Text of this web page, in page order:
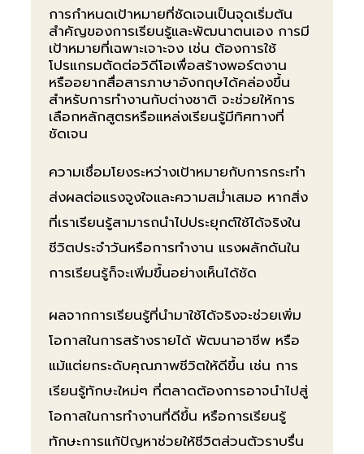
การกำหนดเป้าหมายที่ชัดเจนเป็นจุดเริ่มต้น
สำคัญของการเรียนรู้และพัฒนาตนเอง การมี
เป้าหมายที่เฉพาะเจาะจง เช่น ต้องการใช้
โปรแกรมตัดต่อวิดีโอเพื่อสร้างพอร์ตงาน
หรืออยากสื่อสารภาษาอังกฤษได้คล่องขึ้น
สำหรับการทำงานกับต่างชาติ จะช่วยให้การ
เลือกหลักสูตรหรือแหล่งเรียนรู้มีทิศทางที่
ชัดเจน
ความเชื่อมโยงระหว่างเป้าหมายกับการกระทำ
ส่งผลต่อแรงจูงใจและความสม่ำเสมอ หากสิ่ง
ที่เราเรียนรู้สามารถนำไปประยุกต์ใช้ได้จริงใน
ชีวิตประจำวันหรือการทำงาน แรงผลักดันใน
การเรียนรู้ก็จะเพิ่มขึ้นอย่างเห็นได้ชัด
ผลจากการเรียนรู้ที่นำมาใช้ได้จริงจะช่วยเพิ่ม
โอกาสในการสร้างรายได้ พัฒนาอาชีพ หรือ
แม้แต่ยกระดับคุณภาพชีวิตให้ดีขึ้น เช่น การ
เรียนรู้ทักษะใหม่ๆ ที่ตลาดต้องการอาจนำไปสู่
โอกาสในการทำงานที่ดีขึ้น หรือการเรียนรู้
ทักษะการแก้ปัญหาช่วยให้ชีวิตส่วนตัวราบรื่น